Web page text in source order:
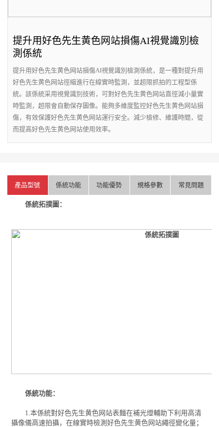
提升用好色先生黄色网站損傷AI視覺識別檢
測係統
提升用好色先生黄色网站損傷AI視覺識別檢測係統，是一種對提升用
好色先生黄色网站徑縮進行在線實時監測，並超限抓拍的工程型係
統。該係統采用視覺識別技術，可對好色先生黄色网站直徑減小量實
時監測，超限會自動保存圖像。能夠多維度監控好色先生黄色网站損
傷，有效保護好色先生黄色网站運行安全。減少檢修、維護時間，從
而提高好色先生黄色网站使用效率。
產品型號 係統功能 功能優勢 規格參數 常見問題
係統拓撲圖：
係統功能：
1.本係統對好色先生黄色网站表麵在補光燈輔助下利用高清
攝像儀高速拍攝，在線實時檢測好色先生黄色网站繩徑變化量；